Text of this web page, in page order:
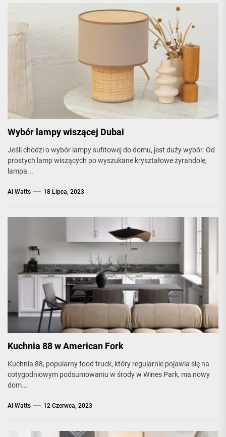
Wybór lampy wiszącej Dubai
Jeśli chodzi o wybór lampy sufitowej do domu, jest duży wybór. Od
prostych lamp wiszących po wyszukane kryształowe żyrandole,
lampa...
Al Watts 18 Lipca, 2023
Kuchnia 88 w American Fork
Kuchnia 88, popularny food truck, który regularnie pojawia się na
cotygodniowym podsumowaniu w środy w Wines Park, ma nowy
dom...
Al Watts 12 Czerwca, 2023